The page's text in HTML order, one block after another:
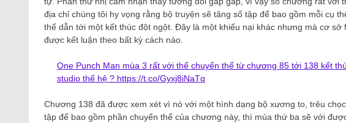
địa chỉ chúng tôi hy vọng rằng bộ truyện sẽ tăng số tập để bao gồm mỗi cụ
thể dẫn tới một kết thúc đột ngột. Đây là một khiếu nại khác nhưng mà cơ
được kết luận theo bất kỳ cách nào.
One Punch Man mùa 3 rất với thể chuyển thể từ chương 85 tới 138 kết
studio thế hệ ? https://t.co/Gyxj8iNaTq
Chương 138 đã được xem xét vì nó với một hình dạng bộ xương to, trêu
tập để bao gồm phần chuyển thể của chương này, thì mùa thứ ba sẽ với